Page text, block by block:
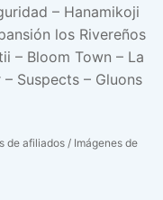
– Hanamikoji
los Rivereños
– Bloom Town – La
Suspects – Gluons
afiliados / Imágenes de